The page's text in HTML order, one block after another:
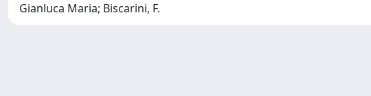
Gianluca Maria; Biscarini, F.